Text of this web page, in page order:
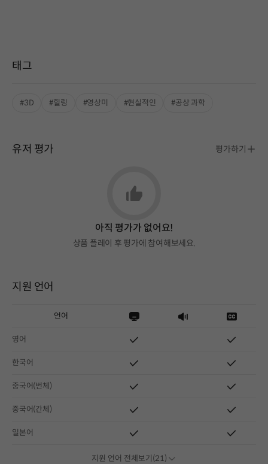
태그
#3D #힐링 #영상미 #현실적인 #공상 과학
유저 평가 평가하기
아직 평가가 없어요!
상품 플레이 후 평가에 참여해보세요.
지원 언어
언어
영어
한국어
중국어(번체)
중국어(간체)
일본어
지원 언어 전체보기(21)